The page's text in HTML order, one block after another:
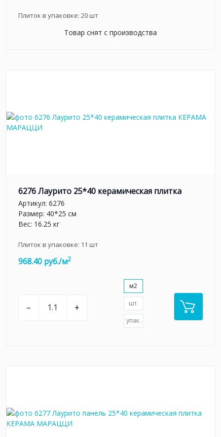
Плиток в упаковке: 20шт
Товар снят с производства
6276 Лаурито 25*40 керамическая плитка
Артикул: 6276
Размер: 40*25 см
Вес: 16.25 кг
Плиток в упаковке: 11 шт
968.40 руб./м2
– +
м2
шт.
упак.